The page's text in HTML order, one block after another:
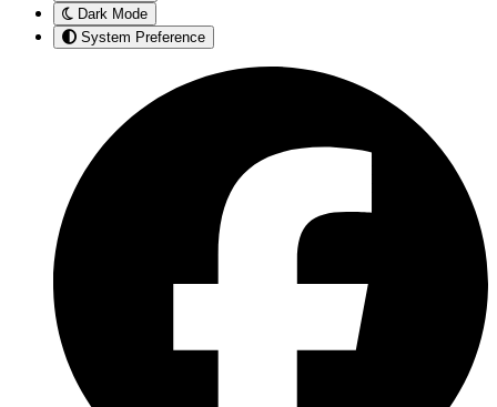
Dark Mode
System Preference